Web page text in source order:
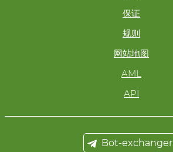
保证
规则
网站地图
AML
API
Bot-exchanger